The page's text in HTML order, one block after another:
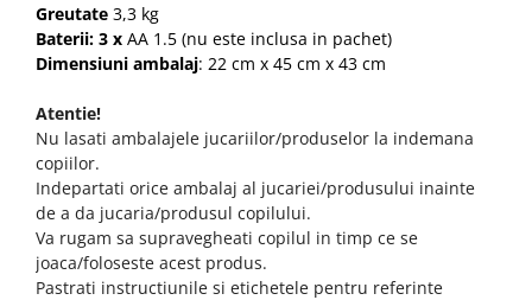
Greutate 3,3 kg
Baterii: 3 x AA 1.5 (nu este inclusa in pachet)
Dimensiuni ambalaj: 22 cm x 45 cm x 43 cm
Atentie!
Nu lasati ambalajele jucariilor/produselor la indemana
copiilor.
Indepartati orice ambalaj al jucariei/produsului inainte
de a da jucaria/produsul copilului.
Va rugam sa supravegheati copilul in timp ce se
joaca/foloseste acest produs.
Pastrati instructiunile si etichetele pentru referinte